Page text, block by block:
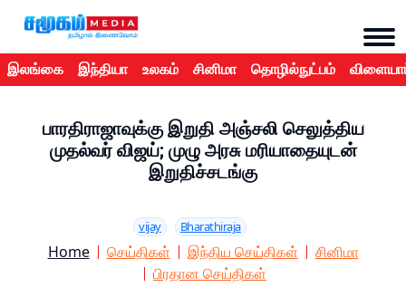
இலங்கை இந்தியா உலகம் சினிமா தொழில்நுட்பம்
பாரதிராஜாவுக்கு இறுதி அஞ்சலி செலுத்திய
முதல்வர் விஜய்; முழு அரசு மரியாதையுடன்
இறுதிச்சடங்கு
vijay Bharathiraja
Home செய்திகள் இந்திய செய்திகள்
சினிமா
பிரதான செய்திகள்